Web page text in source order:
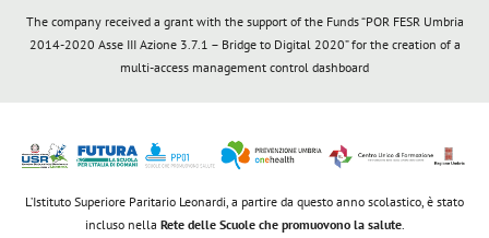
The company received a grant with the support of the Funds “POR FESR Umbria
2014-2020 Asse III Azione 3.7.1 – Bridge to Digital 2020” for the creation of a
multi-access management control dashboard
L’Istituto Superiore Paritario Leonardi, a partire da questo anno scolastico, è stato
incluso nella Rete delle Scuole che promuovono la salute.